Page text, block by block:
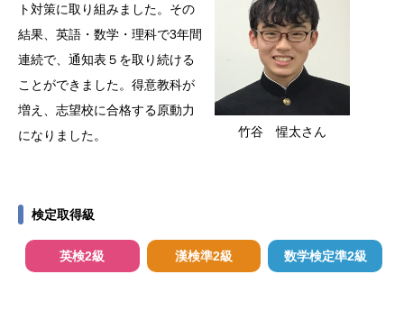
竹谷 惺太さん
ト対策に取り組みました。その
結果、英語・数学・理科で3年間
連続で、通知表５を取り続ける
ことができました。得意教科が
増え、志望校に合格する原動力
になりました。
検定取得級
英検2級 漢検準2級 数学検定準2級